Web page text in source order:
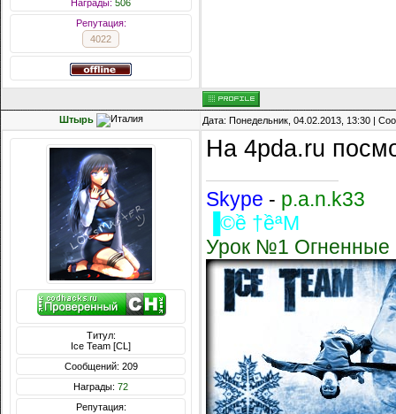
Награды: 506
Репутация:
4022
Штырь Дата: Понедельник, 04.02.2013, 13:30 |
Титул:
Ice Team [CL]
Сообщений: 209
Награды: 72
Репутация:
На 4pda.ru
Skype - p.a.n.k33
▐©ề †ềªM
Урок №1 Огненные